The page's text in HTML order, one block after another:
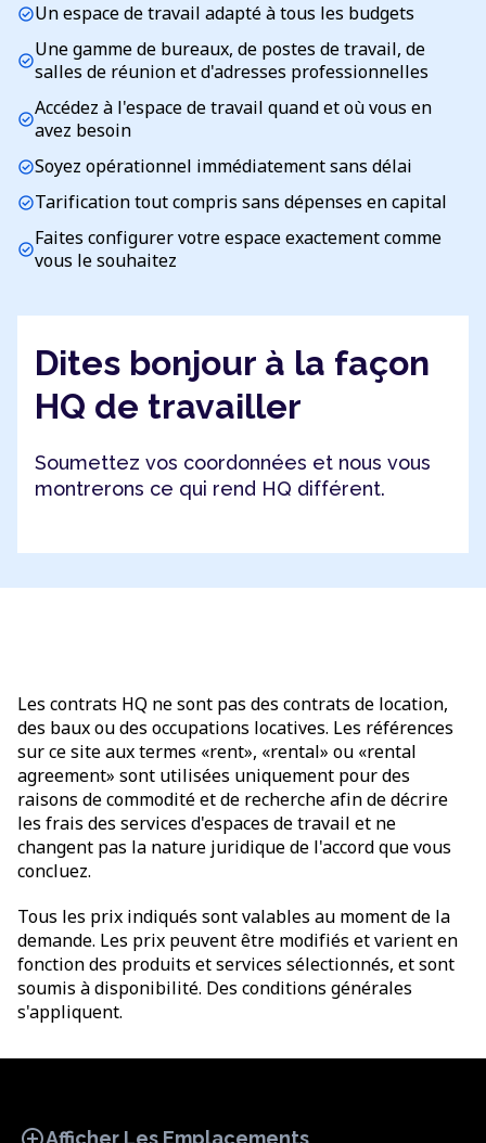
check_circleUn espace de travail adapté à tous les budgets
check_circleUne gamme de bureaux, de postes de travail, de
salles de réunion et d'adresses professionnelles
check_circleAccédez à l'espace de travail quand et où vous en
avez besoin
check_circleSoyez opérationnel immédiatement sans délai
check_circleTarification tout compris sans dépenses en capital
check_circleFaites configurer votre espace exactement comme
vous le souhaitez
Dites bonjour à la façon
HQ de travailler
Soumettez vos coordonnées et nous vous
montrerons ce qui rend HQ différent.
Les contrats HQ ne sont pas des contrats de location,
des baux ou des occupations locatives. Les références
sur ce site aux termes «rent», «rental» ou «rental
agreement» sont utilisées uniquement pour des
raisons de commodité et de recherche afin de décrire
les frais des services d'espaces de travail et ne
changent pas la nature juridique de l'accord que vous
concluez.
Tous les prix indiqués sont valables au moment de la
demande. Les prix peuvent être modifiés et varient en
fonction des produits et services sélectionnés, et sont
soumis à disponibilité. Des conditions générales
s'appliquent.
Afficher Les Emplacements